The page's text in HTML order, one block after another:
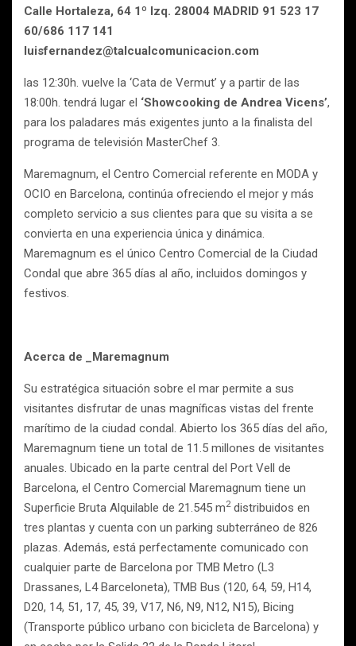
Calle Hortaleza, 64 1º Izq. 28004 MADRID 91 523 17
60/686 117 141
luisfernandez@talcualcomunicacion.com
las 12:30h. vuelve la ‘Cata de Vermut’ y a partir de las
18:00h. tendrá lugar el ‘Showcooking de Andrea Vicens’,
para los paladares más exigentes junto a la finalista del
programa de televisión MasterChef 3.
Maremagnum, el Centro Comercial referente en MODA y
OCIO en Barcelona, continúa ofreciendo el mejor y más
completo servicio a sus clientes para que su visita a se
convierta en una experiencia única y dinámica.
Maremagnum es el único Centro Comercial de la Ciudad
Condal que abre 365 días al año, incluidos domingos y
festivos.
Acerca de _Maremagnum
Su estratégica situación sobre el mar permite a sus
visitantes disfrutar de unas magníficas vistas del frente
marítimo de la ciudad condal. Abierto los 365 días del año,
Maremagnum tiene un total de 11.5 millones de visitantes
anuales. Ubicado en la parte central del Port Vell de
Barcelona, el Centro Comercial Maremagnum tiene un
Superficie Bruta Alquilable de 21.545 m2distribuidos en
tres plantas y cuenta con un parking subterráneo de 826
plazas. Además, está perfectamente comunicado con
cualquier parte de Barcelona por TMB Metro (L3
Drassanes, L4 Barceloneta), TMB Bus (120, 64, 59, H14,
D20, 14, 51, 17, 45, 39, V17, N6, N9, N12, N15), Bicing
(Transporte público urbano con bicicleta de Barcelona) y